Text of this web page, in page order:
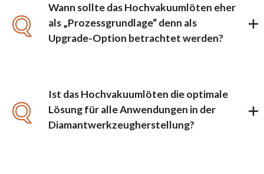
Q
Wann sollte das Hochvakuumlöten eher
als „Prozessgrundlage“ denn als
Upgrade-Option betrachtet werden?
Q
Ist das Hochvakuumlöten die optimale
Lösung für alle Anwendungen in der
Diamantwerkzeugherstellung?